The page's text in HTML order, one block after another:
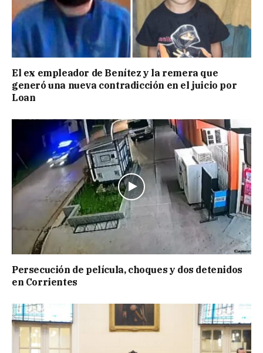
El ex empleador de Benítez y la remera que
generó una nueva contradicción en el juicio por
Loan
Persecución de película, choques y dos detenidos
en Corrientes